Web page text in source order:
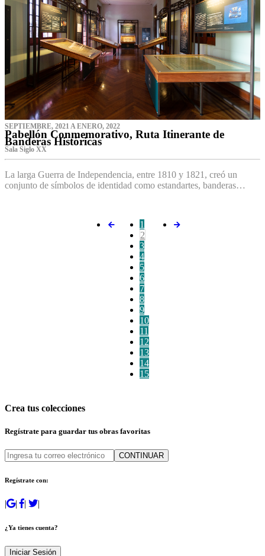
SEPTIEMBRE, 2021 A ENERO, 2022
Pabellón Conmemorativo, Ruta Itinerante de
Banderas Históricas
Sala Siglo XX
La larga Guerra de Independencia, entre 1810 y 1821, creó un
conjunto de símbolos de identidad como estandartes, banderas…
1
2
3
4
5
6
7
8
9
10
11
12
13
14
15
Crea tus colecciones
Regístrate para guardar tus obras favoritas
CONTINUAR
Regístrate con:
| | | |
¿Ya tienes cuenta?
Iniciar Sesión